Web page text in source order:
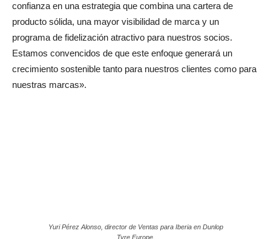
confianza en una estrategia que combina una cartera de
producto sólida, una mayor visibilidad de marca y un
programa de fidelización atractivo para nuestros socios.
Estamos convencidos de que este enfoque generará un
crecimiento sostenible tanto para nuestros clientes como para
nuestras marcas».
Yuri Pérez Alonso, director de Ventas para Iberia en Dunlop
Tyre Europe.